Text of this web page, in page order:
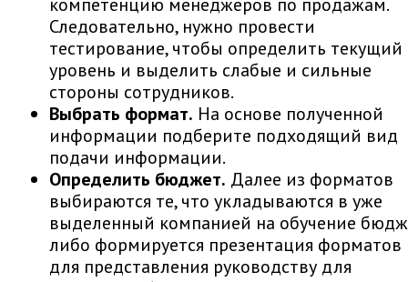
Следовательно, нужно провести
тестирование, чтобы определить текущий
уровень и выделить слабые и сильные
стороны сотрудников.
Выбрать формат. На основе полученной
информации подберите подходящий вид
подачи информации.
Определить бюджет. Далее из форматов
выбираются те, что укладываются в уже
выделенный компанией на обучение
либо формируется презентация форматов
для представления руководству для